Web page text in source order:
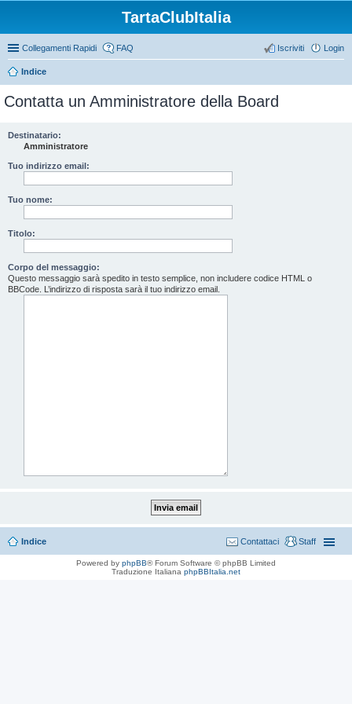
TartaClubItalia
Collegamenti Rapidi FAQ Login
Iscriviti
Indice
Contatta un Amministratore della Board
Destinatario:
Amministratore
Tuo indirizzo email:
Tuo nome:
Titolo:
Corpo del messaggio:
Questo messaggio sarà spedito in testo semplice, non includere codice HTML o
BBCode. L’indirizzo di risposta sarà il tuo indirizzo email.
Indice Staff
Contattaci
Powered by phpBB® Forum Software © phpBB Limited
Traduzione Italiana phpBBItalia.net